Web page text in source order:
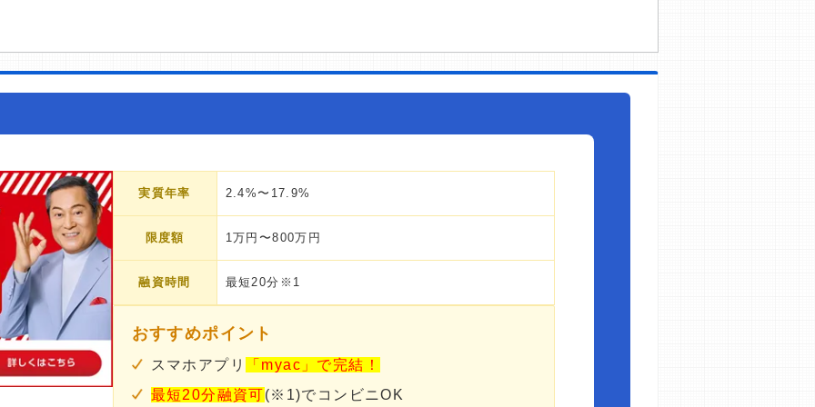
実質年率 2.4%〜17.9%
限度額 1万円〜800万円
融資時間 最短20分※1
おすすめポイント
スマホアプリ
「myac」で完結！
最短20分融資可(※1)でコンビニOK